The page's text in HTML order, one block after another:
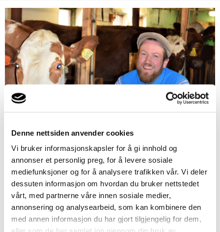
Denne nettsiden anvender cookies
Vi bruker informasjonskapsler for å gi innhold og
annonser et personlig preg, for å levere sosiale
mediefunksjoner og for å analysere trafikken vår. Vi deler
dessuten informasjon om hvordan du bruker nettstedet
vårt, med partnerne våre innen sosiale medier,
annonsering og analysearbeid, som kan kombinere den
med annen informasjon du har gjort tilgjengelig for dem,